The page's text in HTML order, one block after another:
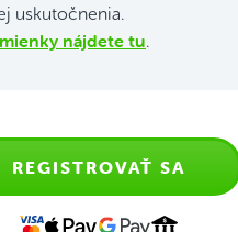
uskutočnenia.
nájdete tu.
REGISTROVAŤ SA